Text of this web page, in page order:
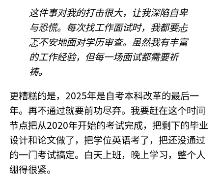
这件事对我的打击很大，让我深陷自卑
与恐慌。每次找工作面试时，我都要忐
忑不安地面对学历审查。虽然我有丰富
的工作经验，但每一场面试都需要祈
祷。
更糟糕的是，2025年是自考本科改革的最后一
年。再不通过就要前功尽弃。我要赶在这个时间
节点把从2020年开始的考试完成，把剩下的毕业
设计和论文做了，把学位英语考了，把还没通过
的一门考试搞定。白天上班，晚上学习，整个人
绷得很紧。